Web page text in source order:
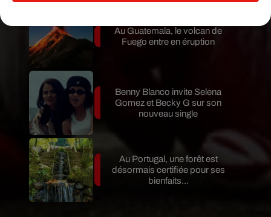
Au Guatemala, le volcan de
Fuego entre en éruption
Benny Blanco invite Selena
Gomez et Becky G sur son
nouveau single
Au Portugal, une forêt est
désormais certifiée pour ses
bienfaits...